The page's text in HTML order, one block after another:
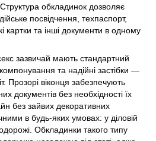
Структура обкладинок дозволяє
посвідчення, техпаспорт,
картки та інші документи в одному
зазвичай мають стандартний
та надійні застібки —
Прозорі віконця забезпечують
документів без необхідності їх
без зайвих декоративних
в будь-яких умовах: у діловій
Обкладинки такого типу